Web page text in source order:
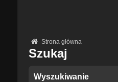
Strona główna
Szukaj
Wyszukiwanie